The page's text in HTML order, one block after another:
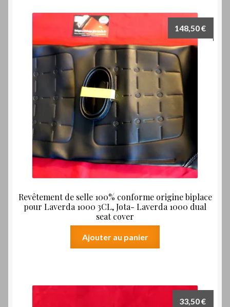
Revêtement de selle 100% conforme origine biplace
pour Laverda 1000 3CL, Jota- Laverda 1000 dual
seat cover
148,50€
Ajouter au panier
33,50€